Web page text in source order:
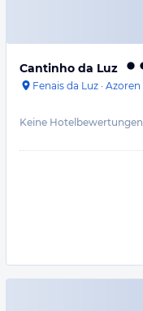
Cantinho da Luz
Fenais da Luz · Azoren
Keine Hotelbewertungen